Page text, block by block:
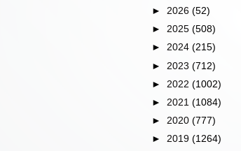
► 2026 (52)
► 2025 (508)
► 2024 (215)
► 2023 (712)
► 2022 (1002)
► 2021 (1084)
► 2020 (777)
► 2019 (1264)